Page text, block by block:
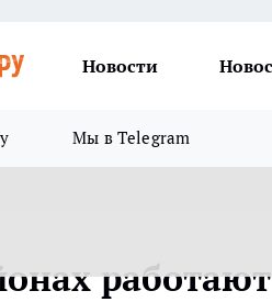
Новости
Мы в Telegram